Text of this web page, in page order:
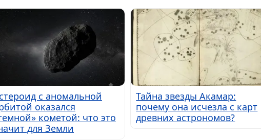
с аномальной
оказался
кометой: что это
для Земли
Тайна звезды Акамар:
почему она исчезла с карт
древних астрономов?